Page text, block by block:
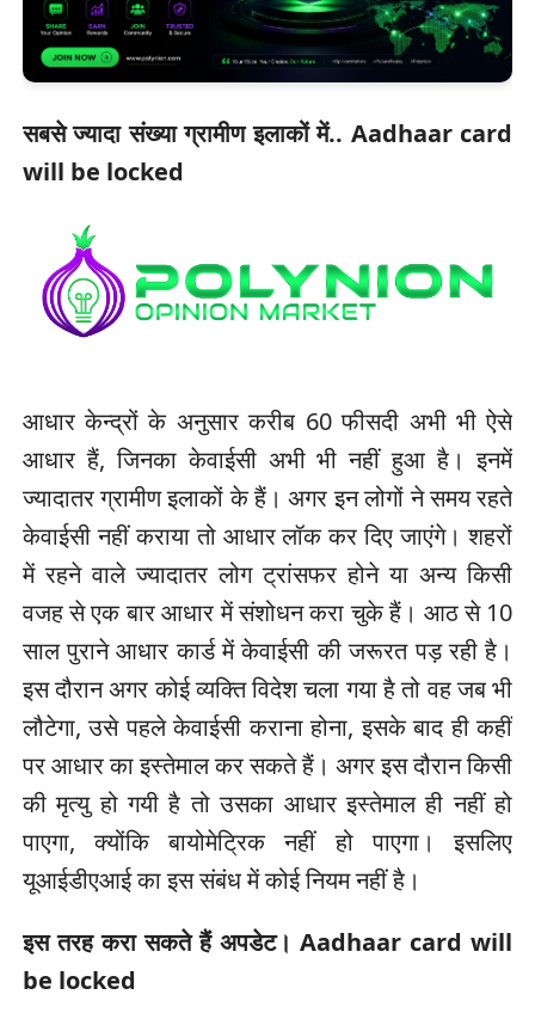
सबसे ज्यादा संख्या ग्रामीण इलाकों में.. Aadhaar card
will be locked
आधार केन्‍द्रों के अनुसार करीब 60 फीसदी अभी भी ऐसे
आधार हैं, जिनका केवाईसी अभी भी नहीं हुआ है। इनमें
ज्‍यादातर ग्रामीण इलाकों के हैं। अगर इन लोगों ने समय रहते
केवाईसी नहीं कराया तो आधार लॉक कर दिए जाएंगे। शहरों
में रहने वाले ज्‍यादातर लोग ट्रांसफर होने या अन्‍य किसी
वजह से एक बार आधार में संशोधन करा चुके हैं। आठ से 10
साल पुराने आधार कार्ड में केवाईसी की जरूरत पड़ रही है।
इस दौरान अगर कोई व्‍यक्ति विदेश चला गया है तो वह जब भी
लौटेगा, उसे पहले केवाईसी कराना होना, इसके बाद ही कहीं
पर आधार का इस्‍तेमाल कर सकते हैं। अगर इस दौरान किसी
की मृत्‍यु हो गयी है तो उसका आधार इस्‍तेमाल ही नहीं हो
पाएगा, क्‍योंकि बायोमेट्रिक नहीं हो पाएगा। इसलिए
यूआईडीएआई का इस संबंध में कोई नियम नहीं है।
इस तरह करा सकते हैं अपडेट। Aadhaar card will
be locked